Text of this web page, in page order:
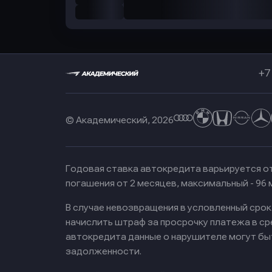
© Академический, 2026
Годовая ставка автокредита варьируется
погашения от 2 месяцев, максимальный -
В случае невозвращения в условленный
начислить штраф за просрочку платежа в
автокредита данные о нарушителе могут
задолженности.